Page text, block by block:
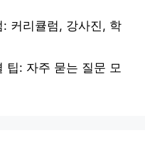
커리큘럼, 강사진, 학
팁: 자주 묻는 질문 모